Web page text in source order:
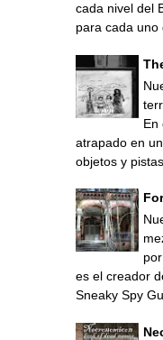
cada nivel del
para cada uno
En
atrapado en
objetos y
es el creador
Sneaky Spy